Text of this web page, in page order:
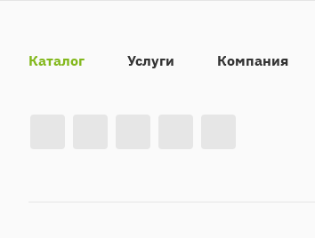
Каталог Услуги Компания